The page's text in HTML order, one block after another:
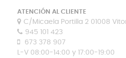
ATENCIÓN AL CLIENTE
C/Micaela Portilla 2 01008
945 101 423
673 378 907
L-V 08:00-14:00 y 17:00-19:00